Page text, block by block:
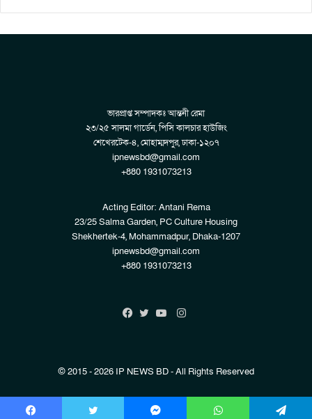
ভারপ্রাপ্ত সম্পাদকঃ আন্তনী রেমা
২৩/২৫ সালমা গার্ডেন, পিসি কালচার হাউজিং
শেখেরটেক-৪, মোহাম্মদপুর, ঢাকা-১২০৭
ipnewsbd@gmail.com
+880 1931073213
Acting Editor: Antani Rema
23/25 Salma Garden, PC Culture Housing
Shekhertek-4, Mohammadpur, Dhaka-1207
ipnewsbd@gmail.com
+880 1931073213
Instagram
© 2015 - 2026 IP NEWS BD - All Rights Reserved